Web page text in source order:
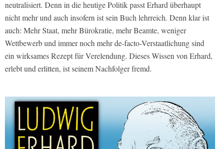
neutralisiert. Denn in die heutige Politik passt Erhard überhaupt
nicht mehr und auch insofern ist sein Buch lehrreich. Denn klar ist
auch: Mehr Staat, mehr Bürokratie, mehr Beamte, weniger
Wettbewerb und immer noch mehr de-facto-Verstaatlichung sind
ein wirksames Rezept für Verelendung. Dieses Wissen von Erhard,
erlebt und erlitten, ist seinem Nachfolger fremd.